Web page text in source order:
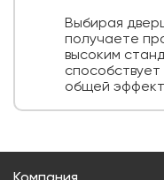
Выбирая
получаете
высоким
общей